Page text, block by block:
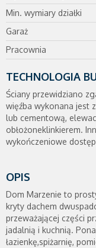
Min. wymiary działki
Garaż
Pracownia
TECHNOLOGIA
Ściany przewidziano
więźba wykonana jest
lub cementową,
obłożoneklinkierem.
wykończeniowe
OPIS
Dom Marzenie to
kryty dachem
przeważającej części
jadalnią i kuchnią.
łazienkę,spiżarnię,